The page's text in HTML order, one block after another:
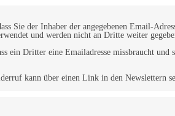
Sie der Inhaber der angegebenen Email-
und werden nicht an Dritte weiter
Dritter eine Emailadresse missbraucht und
kann über einen Link in den Newslettern